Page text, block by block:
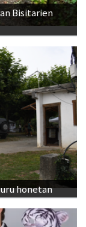
Bisitarien
honetan